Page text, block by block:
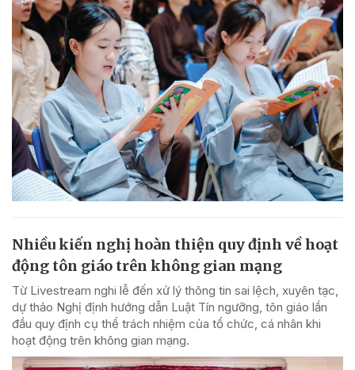
Nhiều kiến nghị hoàn thiện quy định về hoạt
động tôn giáo trên không gian mạng
Từ Livestream nghi lễ đến xử lý thông tin sai lệch, xuyên tạc,
dự thảo Nghị định hướng dẫn Luật Tín ngưỡng, tôn giáo lần
đầu quy định cụ thể trách nhiệm của tổ chức, cá nhân khi
hoạt động trên không gian mạng.